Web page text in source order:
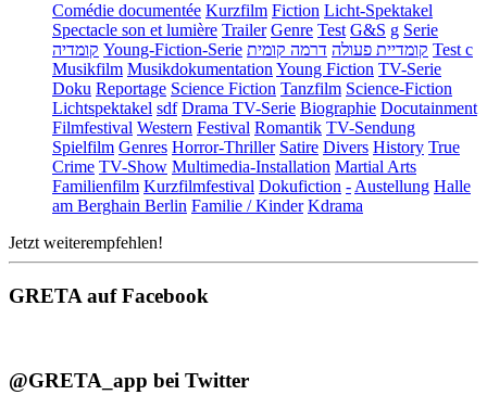
Comédie documentée Kurzfilm Fiction Licht-Spektakel
Spectacle son et lumière Trailer Genre Test G&S g Serie
קומדיה Young-Fiction-Serie קומדיית פעולה דרמה קומית
Test c
Musikfilm MusikdokumentationYoung Fiction TV-Serie
Doku Reportage Science Fiction Tanzfilm Science-Fiction
Lichtspektakel sdf Drama TV-Serie Biographie Docutainment
Filmfestival Western Festival Romantik TV-Sendung
Spielfilm Genres Horror-Thriller Satire Divers History True
Crime TV-Show Multimedia-Installation Martial Arts
Familienfilm Kurzfilmfestival Dokufiction -Austellung Halle
am Berghain Berlin Familie / Kinder Kdrama
Jetzt weiterempfehlen!
GRETA auf Facebook
@GRETA_app bei Twitter